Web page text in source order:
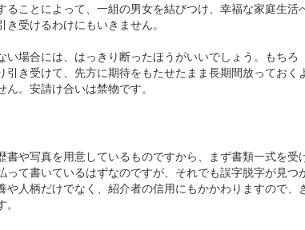
ことによって、一組の男女を結びつけ、幸福な家庭生活
受けるわけにもいきません。
場合には、はっきり断ったほうがいいでしょう。もちろ
き受けて、先方に期待をもたせたまま長期間放っておく
。安請け合いは禁物です。
や写真を用意しているものですから、まず書類一式を受
って書いているはずなのですが、それでも誤字脱字が見つ
人柄だけでなく、紹介者の信用にもかかわりますので、